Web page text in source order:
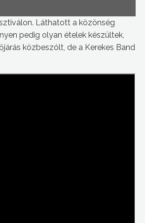
Láthatott a közönség
pedig olyan ételek készültek,
közbeszólt, de a Kerekes Band